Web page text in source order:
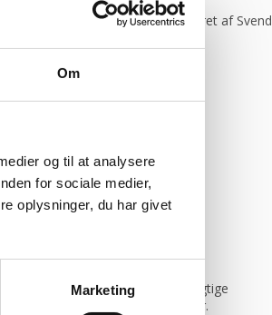
Om
og til at analysere
for sociale medier,
oplysninger, du har givet
Marketing
helt sikkert igen.” Vurderet af Svend
og vi sikrer dig derfor de rigtige
leverandør inden for bageriudstyr.